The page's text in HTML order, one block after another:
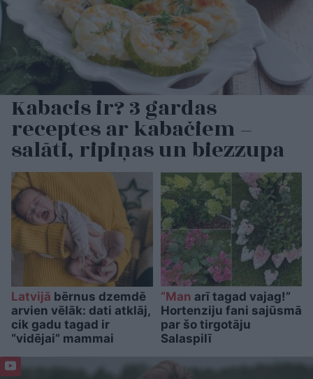
Kabacis ir? 3 gardas
receptes ar kabačiem –
salāti, ripiņas un biezzupa
Latvijā bērnus dzemdē
arvien vēlāk: dati atklāj,
cik gadu tagad ir
“vidējai” mammai
“Man arī tagad vajag!”
Hortenziju fani sajūsmā
par šo tirgotāju
Salaspilī